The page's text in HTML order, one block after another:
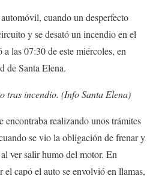
cuando un desperfecto
y se desató un incendio en el
las 07:30 de este miércoles, en
de Santa Elena.
tras incendio. (Info Santa Elena)
encontraba realizando unos trámites
se vio la obligación de frenar y
ver salir humo del motor. En
capó el auto se envolvió en llamas,